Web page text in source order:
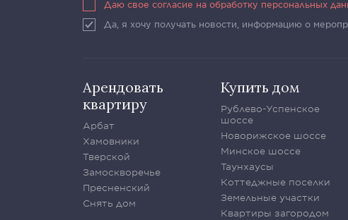
Даю свое согласие на обработку персональных
Да, я хочу получать новости, информацию о
Арендовать
квартиру
Арбат
Хамовники
Тверской
Замоскворечье
Пресненский
Снять дом
Купить дом
Рублево-Успенское
шоссе
Новорижское шоссе
Минское шоссе
Таунхаусы
Коттеджные поселки
Земельные участки
Квартиры загородом